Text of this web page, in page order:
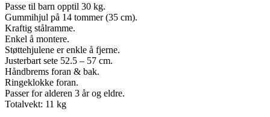
Passe til barn opptil 30 kg.
Gummihjul på 14 tommer (35 cm).
Kraftig stålramme.
Enkel å montere.
Støttehjulene er enkle å fjerne.
Justerbart sete 52.5 – 57 cm.
Håndbrems foran & bak.
Ringeklokke foran.
Passer for alderen 3 år og eldre.
Totalvekt: 11 kg